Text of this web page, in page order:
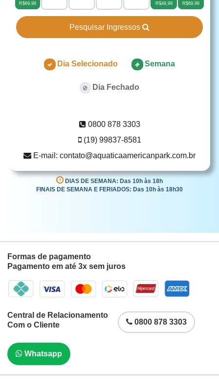
R$69,99 R$49,99 R$69,99
Pesquisar Ingressos
Dia Selecionado Semana
Dia Fechado
0800 878 3303
(19) 99837-8581
E-mail: contato@aquaticaamericanpark.com.br
DIAS DE SEMANA: Das 10h às 18h
FINAIS DE SEMANA E FERIADOS: Das 10h às 18h30
Formas de pagamento
Pagamento em até 3x sem juros
Central de Relacionamento
Com o Cliente
0800 878 3303
Whatsapp